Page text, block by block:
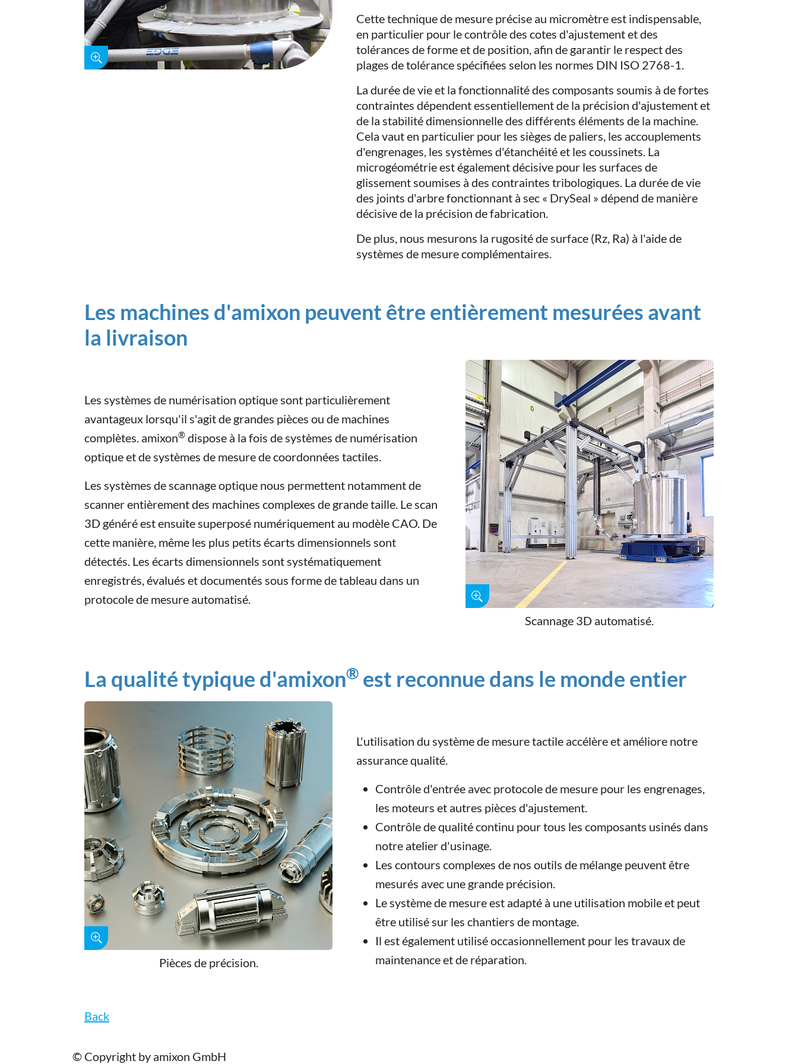
Cette technique de mesure précise au micromètre est indispensable,
en particulier pour le contrôle des cotes d'ajustement et des
tolérances de forme et de position, afin de garantir le respect des
plages de tolérance spécifiées selon les normes DIN ISO 2768-1.
La durée de vie et la fonctionnalité des composants soumis à de fortes
contraintes dépendent essentiellement de la précision d'ajustement et
de la stabilité dimensionnelle des différents éléments de la machine.
Cela vaut en particulier pour les sièges de paliers, les accouplements
d'engrenages, les systèmes d'étanchéité et les coussinets. La
microgéométrie est également décisive pour les surfaces de
glissement soumises à des contraintes tribologiques. La durée de vie
des joints d'arbre fonctionnant à sec « DrySeal » dépend de manière
décisive de la précision de fabrication.
De plus, nous mesurons la rugosité de surface (Rz, Ra) à l'aide de
systèmes de mesure complémentaires.
Les machines d'amixon peuvent être entièrement mesurées avant
la livraison
Les systèmes de numérisation optique sont particulièrement
avantageux lorsqu'il s'agit de grandes pièces ou de machines
complètes. amixon® dispose à la fois de systèmes de numérisation
optique et de systèmes de mesure de coordonnées tactiles.
Les systèmes de scannage optique nous permettent notamment de
scanner entièrement des machines complexes de grande taille. Le scan
3D généré est ensuite superposé numériquement au modèle CAO. De
cette manière, même les plus petits écarts dimensionnels sont
détectés. Les écarts dimensionnels sont systématiquement
enregistrés, évalués et documentés sous forme de tableau dans un
protocole de mesure automatisé.
Scannage 3D automatisé.
La qualité typique d'amixon® est reconnue dans le monde entier
Pièces de précision.
L'utilisation du système de mesure tactile accélère et améliore notre
assurance qualité.
Contrôle d'entrée avec protocole de mesure pour les engrenages,
les moteurs et autres pièces d'ajustement.
Contrôle de qualité continu pour tous les composants usinés dans
notre atelier d'usinage.
Les contours complexes de nos outils de mélange peuvent être
mesurés avec une grande précision.
Le système de mesure est adapté à une utilisation mobile et peut
être utilisé sur les chantiers de montage.
Il est également utilisé occasionnellement pour les travaux de
maintenance et de réparation.
Back
© Copyright by amixon GmbH